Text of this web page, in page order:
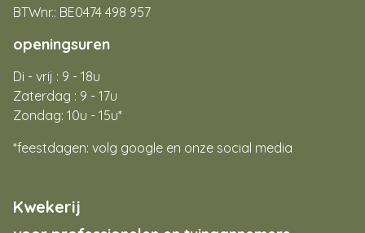
BTWnr.: BE0474 498 957
openingsuren
Di - vrij : 9 - 18u
Zaterdag : 9 - 17u
Zondag: 10u - 15u*
*feestdagen: volg google en onze social media
Kwekerij